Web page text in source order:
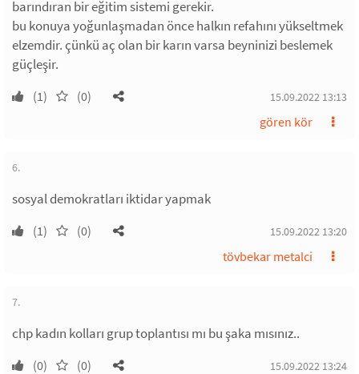
barındıran bir eğitim sistemi gerekir.
bu konuya yoğunlaşmadan önce halkın refahını yükseltmek
elzemdir. çünkü aç olan bir karın varsa beyninizi beslemek
güçleşir.
(1) (0) 15.09.2022 13:13
gören kör
6.
sosyal demokratları iktidar yapmak
(1) (0) 15.09.2022 13:20
tövbekar metalci
7.
chp kadın kolları grup toplantısı mı bu şaka mısınız..
(0) (0) 15.09.2022 13:24